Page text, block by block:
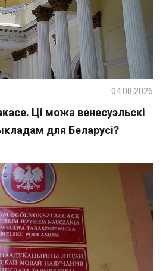
Ці можа венесуэльскі
для Беларусі?
04.08.2026